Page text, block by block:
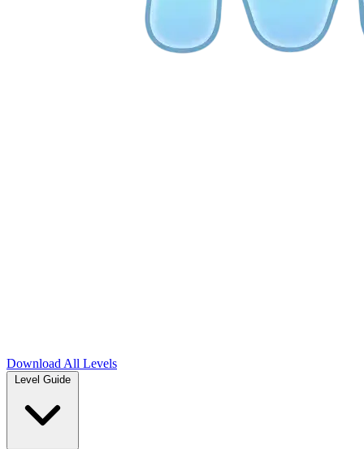
Download All Levels
Level Guide